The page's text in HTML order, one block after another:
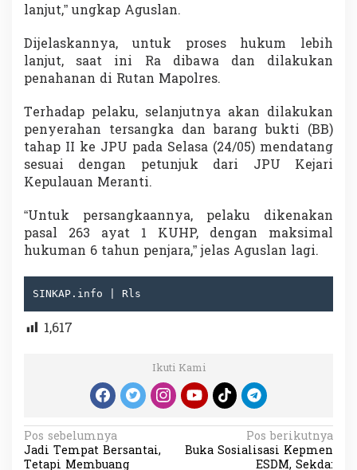
lanjut,” ungkap Aguslan.
Dijelaskannya, untuk proses hukum lebih
lanjut, saat ini Ra dibawa dan dilakukan
penahanan di Rutan Mapolres.
Terhadap pelaku, selanjutnya akan dilakukan
penyerahan tersangka dan barang bukti (BB)
tahap II ke JPU pada Selasa (24/05) mendatang
sesuai dengan petunjuk dari JPU Kejari
Kepulauan Meranti.
“Untuk persangkaannya, pelaku dikenakan
pasal 263 ayat 1 KUHP, dengan maksimal
hukuman 6 tahun penjara,” jelas Aguslan lagi.
SINKAP.info | Rls
1,617
Ikuti Kami
N
a
Pos sebelumnya
Jadi Tempat Bersantai,
Tetapi Membuang
Pos berikutnya
Buka Sosialisasi Kepmen
ESDM, Sekda: